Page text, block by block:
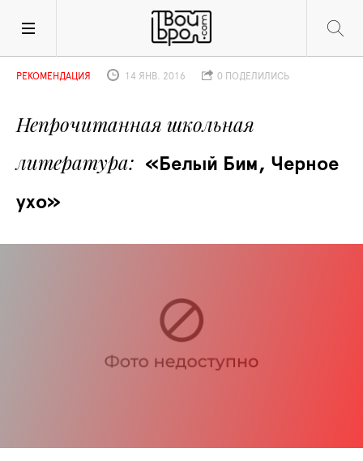
Непрочитанная школьная
литература
«Белый Бим, Черное
ухо»
РЕКОМЕНДАЦИЯ 14 ЯНВ. 2016 0 ПОДЕЛИЛИСЬ